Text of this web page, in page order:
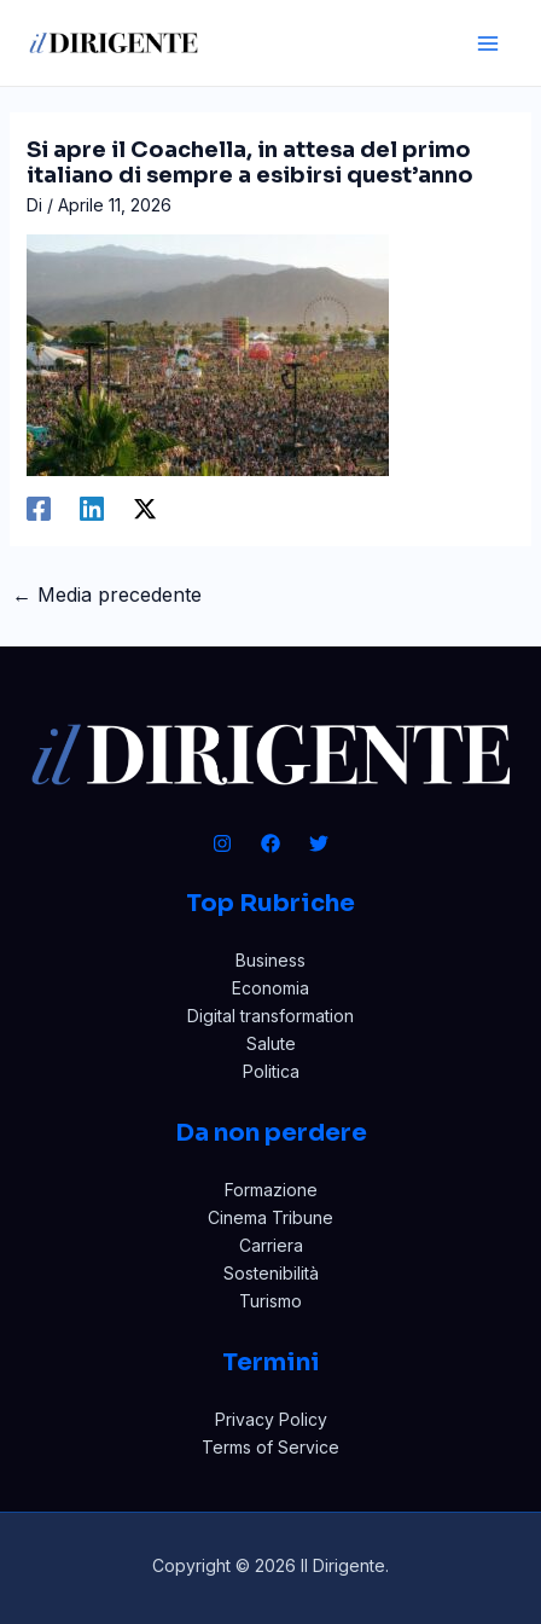
Si apre il Coachella, in attesa del primo
italiano di sempre a esibirsi quest’anno
Di / Aprile 11, 2026
articoli
← Media precedente
Top Rubriche
Business
Economia
Digital transformation
Salute
Politica
Da non perdere
Formazione
Cinema Tribune
Carriera
Sostenibilità
Turismo
Termini
Privacy Policy
Terms of Service
Copyright © 2026 Il Dirigente.